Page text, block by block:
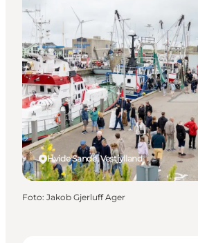
Hvide Sande, Vestjylland
Foto: Jakob Gjerluff Ager